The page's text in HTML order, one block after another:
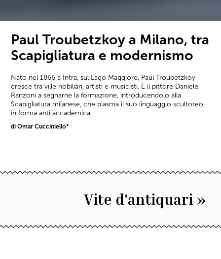
Paul Troubetzkoy a Milano, tra
Scapigliatura e modernismo
Nato nel 1866 a Intra, sul Lago Maggiore, Paul Troubetzkoy
cresce tra ville nobiliari, artisti e musicisti. È il pittore Daniele
Ranzoni a segnarne la formazione, introducendolo alla
Scapigliatura milanese, che plasma il suo linguaggio scultoreo,
in forma anti accademica.
di Omar Cucciniello*
Vite d'antiquari »